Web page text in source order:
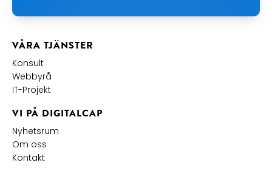
VÅRA TJÄNSTER
Konsult
Webbyrå
IT-Projekt
VI PÅ DIGITALCAP
Nyhetsrum
Om oss
Kontakt